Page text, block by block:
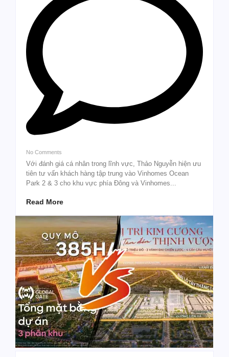
No Comments
Với đánh giá cá nhân trong lĩnh vực, Thảo Nguyễn hiện ưu
tiên tư vấn khách hàng tập trung vào Vinhomes Ocean
Park 2 & 3 cho khu vực phía Đông và Vinhomes...
Read More